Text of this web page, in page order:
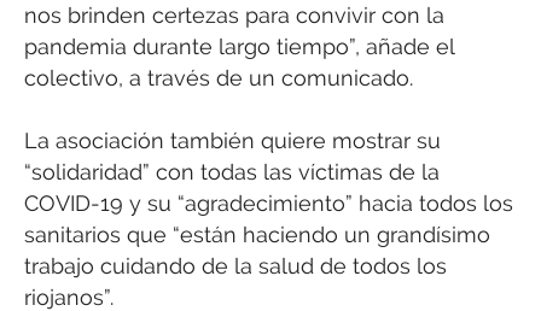
nos brinden certezas para convivir con la
pandemia durante largo tiempo”, añade el
colectivo, a través de un comunicado.
La asociación también quiere mostrar su
“solidaridad” con todas las víctimas de la
COVID-19 y su “agradecimiento” hacia todos los
sanitarios que “están haciendo un grandísimo
trabajo cuidando de la salud de todos los
riojanos”.